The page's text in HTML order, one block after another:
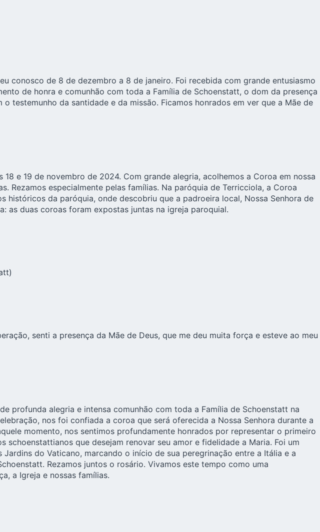
conosco de 8 de dezembro a 8 de janeiro. Foi recebida com grande entusiasmo
de honra e comunhão com toda a Família de Schoenstatt, o dom da presença
testemunho da santidade e da missão. Ficamos honrados em ver que a Mãe de
e 19 de novembro de 2024. Com grande alegria, acolhemos a Coroa em nossa
Rezamos especialmente pelas famílias. Na paróquia de Terricciola, a Coroa
da paróquia, onde descobriu que a padroeira local, Nossa Senhora de
as duas coroas foram expostas juntas na igreja paroquial.
senti a presença da Mãe de Deus, que me deu muita força e esteve ao meu
profunda alegria e intensa comunhão com toda a Família de Schoenstatt na
nos foi confiada a coroa que será oferecida a Nossa Senhora durante a
momento, nos sentimos profundamente honrados por representar o primeiro
que desejam renovar seu amor e fidelidade a Maria. Foi um
do Vaticano, marcando o início de sua peregrinação entre a Itália e a
Rezamos juntos o rosário. Vivamos este tempo como uma
a Igreja e nossas famílias.